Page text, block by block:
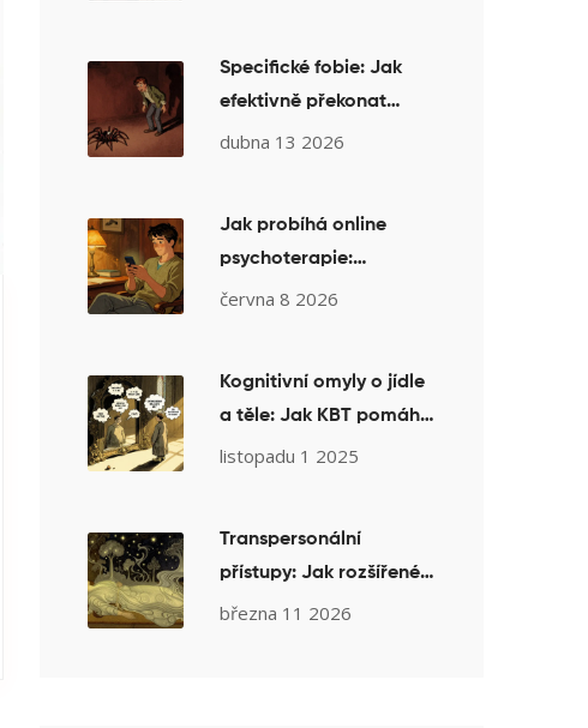
Specifické fobie: Jak
efektivně překonat
konkrétní strachy
dubna 13 2026
Jak probíhá online
psychoterapie:
Kompletní průvodce od
června 8 2026
Kognitivní omyly o jídle
a těle: Jak KBT pomáhá
překonat poruchy
listopadu 1 2025
Transpersonální
přístupy: Jak rozšířené
stavy vědomí pomáhají
března 11 2026